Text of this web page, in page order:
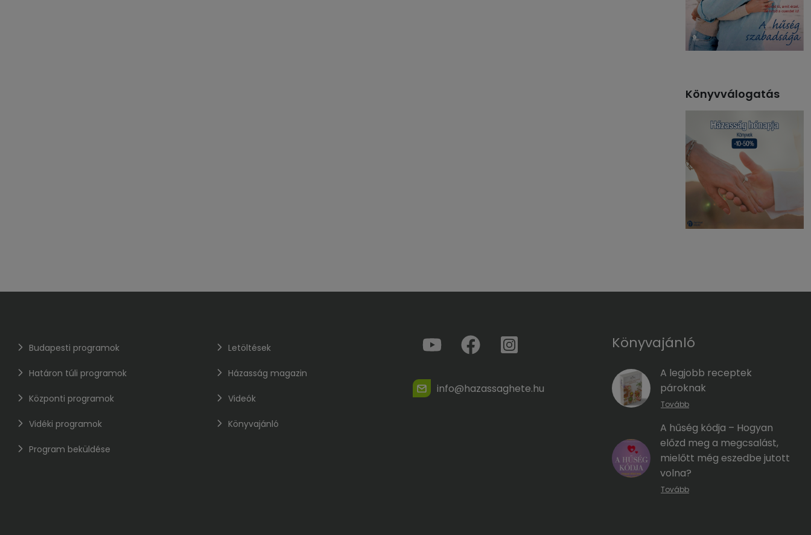
Könyvválogatás
Budapesti programok
Határon túli programok
Központi programok
Vidéki programok
Program beküldése
Letöltések
Házasság magazin
Videók
Könyvajánló
info@hazassaghete.hu
Könyvajánló
A legjobb receptek
pároknak
Tovább
A hűség kódja – Hogyan
előzd meg a megcsalást,
mielőtt még eszedbe jutott
volna?
Tovább